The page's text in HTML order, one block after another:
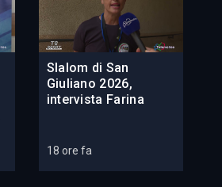
Slalom di San
Giuliano 2026,
intervista Farina
18 ore fa